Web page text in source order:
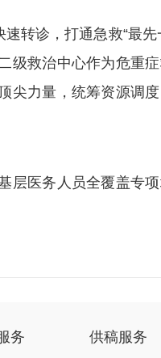
诊，打通急救“最先
级救治中心作为危重
尖力量，统筹资源调
医务人员全覆盖专项
务 供稿服务